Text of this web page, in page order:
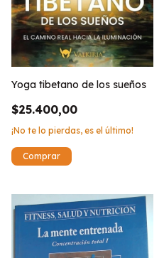
Yoga tibetano de los sueños
$25.400,00
¡No te lo pierdas, es el último!